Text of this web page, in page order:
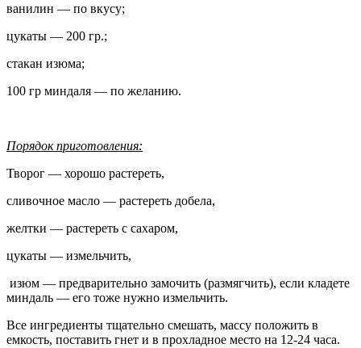
ванилин — по вкусу;
цукаты — 200 гр.;
стакан изюма;
100 гр миндаля — по желанию.
Порядок приготовления:
Творог — хорошо растереть,
сливочное масло — растереть добела,
желтки — растереть с сахаром,
цукаты — измельчить,
изюм — предварительно замочить (размягчить), если кладете
миндаль — его тоже нужно измельчить.
Все ингредиенты тщательно смешать, массу положить в
емкость, поставить гнет и в прохладное место на 12-24 часа.